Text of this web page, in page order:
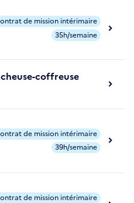
de mission intérimaire
35h/semaine
coffreuse
de mission intérimaire
39h/semaine
de mission intérimaire